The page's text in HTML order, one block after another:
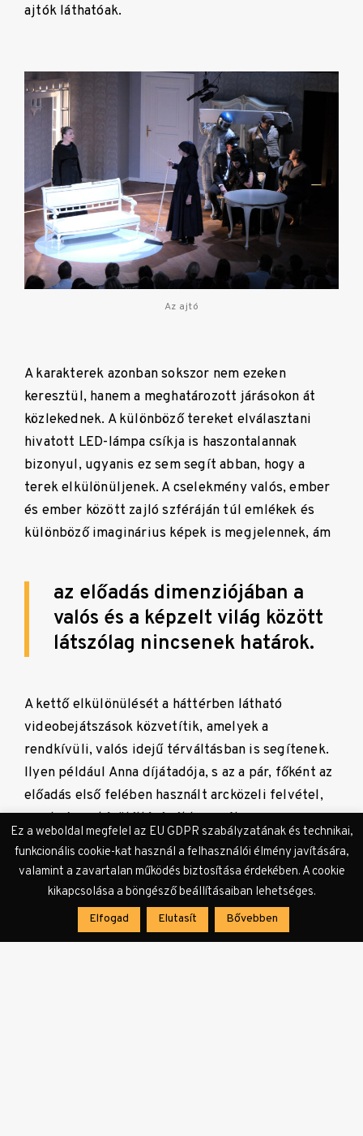
ajtók láthatóak.
Az ajtó
A karakterek azonban sokszor nem ezeken
keresztül, hanem a meghatározott járásokon át
közlekednek. A különböző tereket elválasztani
hivatott LED-lámpa csíkja is haszontalannak
bizonyul, ugyanis ez sem segít abban, hogy a
terek elkülönüljenek. A cselekmény valós, ember
és ember között zajló szféráján túl emlékek és
különböző imaginárius képek is megjelennek, ám
az előadás dimenziójában a
valós és a képzelt világ között
látszólag nincsenek határok.
A kettő elkülönülését a háttérben látható
videobejátszások közvetítik, amelyek a
rendkívüli, valós idejű térváltásban is segítenek.
Ilyen például Anna díjátadója, s az a pár, főként az
előadás első felében használt arcközeli felvétel,
amely Anna kívülállóságát hangsúlyozza.
Ez a weboldal megfelel az EU GDPR szabályzatának és technikai,
funkcionális cookie-kat használ a felhasználói élmény javítására,
valamint a zavartalan működés biztosítása érdekében. A cookie
kikapcsolása a böngésző beállításaiban lehetséges.
Elfogad Elutasít Bővebben